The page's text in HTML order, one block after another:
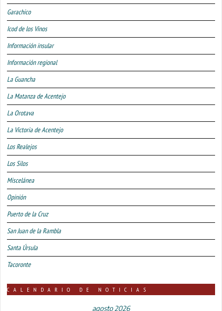
Garachico
Icod de los Vinos
Información insular
Información regional
La Guancha
La Matanza de Acentejo
La Orotava
La Victoria de Acentejo
Los Realejos
Los Silos
Miscelánea
Opinión
Puerto de la Cruz
San Juan de la Rambla
Santa Úrsula
Tacoronte
CALENDARIO DE NOTICIAS
agosto 2026